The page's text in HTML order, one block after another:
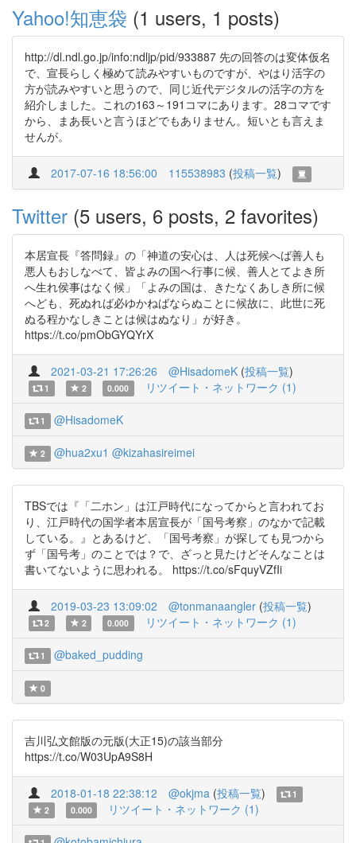
Yahoo!知恵袋 (1 users, 1 posts)
http://dl.ndl.go.jp/info:ndljp/pid/933887 先の回答のは変体仮名
で、宣長らしく極めて読みやすいものですが、やはり活字の
方が読みやすいと思うので、同じ近代デジタルの活字の方を
紹介しました。これの163～191コマにあります。28コマです
から、まあ長いと言うほどでもありません。短いとも言えま
せんが。
2017-07-16 18:56:00 115538983 (投稿一覧)
Twitter (5 users, 6 posts, 2 favorites)
本居宣長『答問録』の「神道の安心は、人は死候へば善人も
悪人もおしなべて、皆よみの国へ行事に候、善人とてよき所
へ生れ侯事はなく候」「よみの国は、きたなくあしき所に候
へども、死ぬれば必ゆかねばならぬことに候故に、此世に死
ぬる程かなしきことは候はぬなり」が好き。
https://t.co/pmObGYQYrX
2021-03-21 17:26:26 @HisadomeK (投稿一覧)
1 2 0.000 リツイート・ネットワーク (1)
1 @HisadomeK
2 @hua2xu1 @kizahasireimei
TBSでは『「二ホン」は江戸時代になってからと言われてお
り、江戸時代の国学者本居宣長が「国号考察」のなかで記載
している。』とあるけど、「国号考察」が探しても見つから
ず「国号考」のことでは？で、ざっと見たけどそんなことは
書いてないように思われる。 https://t.co/sFquyVZfIi
2019-03-23 13:09:02 @tonmanaangler (投稿一覧)
2 2 0.000 リツイート・ネットワーク (1)
1 @baked_pudding
0
吉川弘文館版の元版(大正15)の該当部分
https://t.co/W03UpA9S8H
2018-01-18 22:38:12 @okjma (投稿一覧)
1
2
0.000 リツイート・ネットワーク (1)